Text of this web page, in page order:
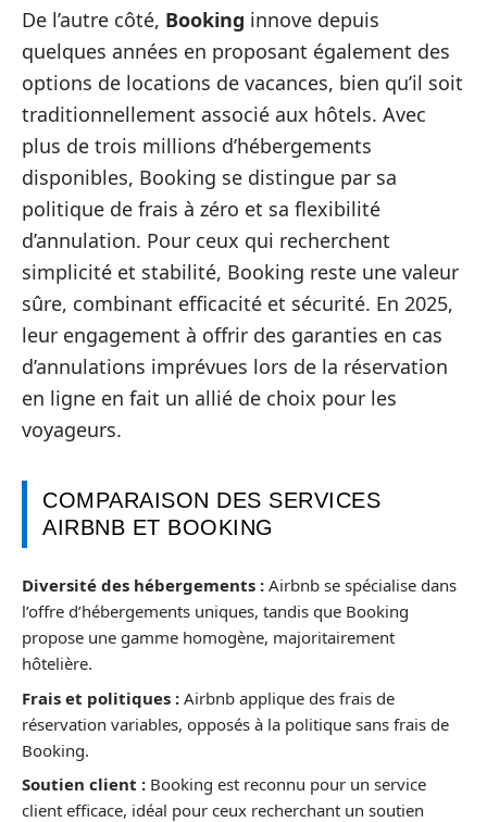
De l’autre côté, Booking innove depuis
quelques années en proposant également des
options de locations de vacances, bien qu’il soit
traditionnellement associé aux hôtels. Avec
plus de trois millions d’hébergements
disponibles, Booking se distingue par sa
politique de frais à zéro et sa flexibilité
d’annulation. Pour ceux qui recherchent
simplicité et stabilité, Booking reste une valeur
sûre, combinant efficacité et sécurité. En 2025,
leur engagement à offrir des garanties en cas
d’annulations imprévues lors de la réservation
en ligne en fait un allié de choix pour les
voyageurs.
COMPARAISON DES SERVICES
AIRBNB ET BOOKING
Diversité des hébergements : Airbnb se spécialise dans
l’offre d’hébergements uniques, tandis que Booking
propose une gamme homogène, majoritairement
hôtelière.
Frais et politiques : Airbnb applique des frais de
réservation variables, opposés à la politique sans frais de
Booking.
Soutien client : Booking est reconnu pour un service
client efficace, idéal pour ceux recherchant un soutien